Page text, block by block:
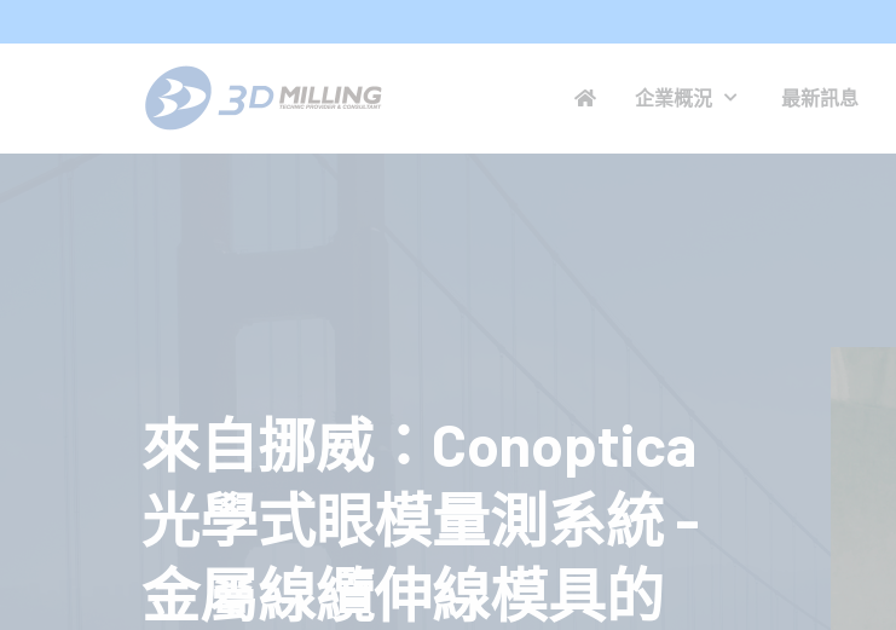
企業概況 最新訊息
來自挪威：Conoptica
光學式眼模量測系統 -
金屬線纜伸線模具的